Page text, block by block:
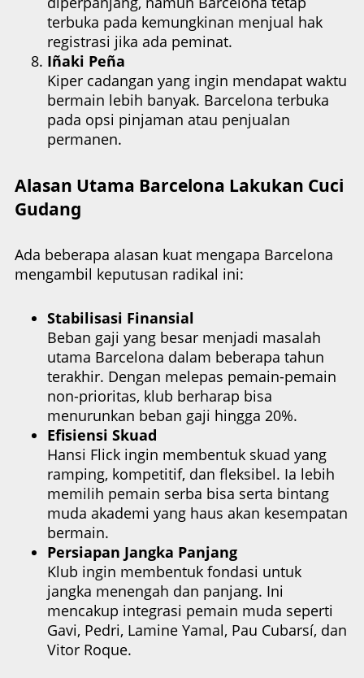
terbuka pada kemungkinan menjual hak
registrasi jika ada peminat.
Iñaki Peña
Kiper cadangan yang ingin mendapat waktu
bermain lebih banyak. Barcelona terbuka
pada opsi pinjaman atau penjualan
permanen.
Alasan Utama Barcelona Lakukan Cuci
Gudang
Ada beberapa alasan kuat mengapa Barcelona
mengambil keputusan radikal ini:
Stabilisasi Finansial
Beban gaji yang besar menjadi masalah
utama Barcelona dalam beberapa tahun
terakhir. Dengan melepas pemain-pemain
non-prioritas, klub berharap bisa
menurunkan beban gaji hingga 20%.
Efisiensi Skuad
Hansi Flick ingin membentuk skuad yang
ramping, kompetitif, dan fleksibel. Ia lebih
memilih pemain serba bisa serta bintang
muda akademi yang haus akan kesempatan
bermain.
Persiapan Jangka Panjang
Klub ingin membentuk fondasi untuk
jangka menengah dan panjang. Ini
mencakup integrasi pemain muda seperti
Gavi, Pedri, Lamine Yamal, Pau Cubarsí, dan
Vitor Roque.